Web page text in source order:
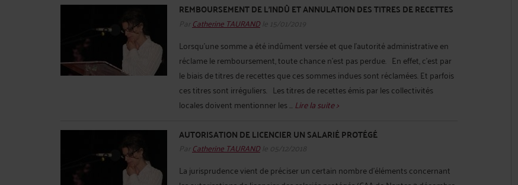
REMBOURSEMENT DE L'INDÛ ET ANNULATION DES TITRES DE RECETTES
Par Catherine TAURANDle 15/01/2019
Lorsqu'une somme a été indûment versée et que l'autorité administrative en
réclame le remboursement, toute chance n'est pas perdue. En effet, c'est par
le biais de titres de recettes que ces sommes indues sont réclamées. Et parfois
ces titres sont irréguliers. Les titres de recettes émis par les collectivités
locales doivent mentionner les ...Lire la suite >
AUTORISATION DE LICENCIER UN SALARIÉ PROTÉGÉ
Par Catherine TAURANDle 05/12/2018
La jurisprudence vient de préciser un certain nombre d’éléments concernant